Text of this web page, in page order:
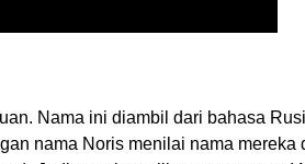
Nama ini diambil dari bahasa
nama Noris menilai nama mereka